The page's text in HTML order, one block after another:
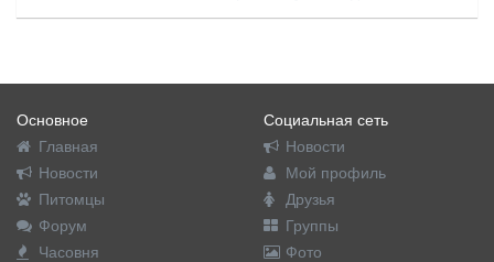
Основное
Главная
Новости
Питомцы
Форум
Часовня
Социальная сеть
Новости
Мой профиль
Друзья
Группы
Фото